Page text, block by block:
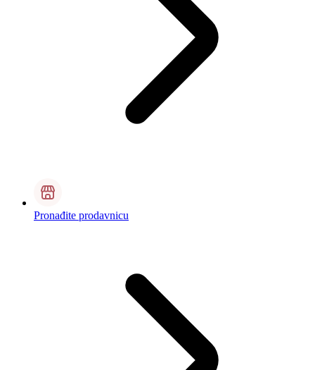
Pronađite prodavnicu